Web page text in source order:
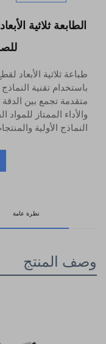
الطابعة ثلاثية
طباعة ثلاثية الأبعاد
باستخدام تقنية
متقدمة تجمع بين الدقة
والأداء الممتاز للمواد
النماذج الأولية
نظرة عامة
وصف المنتج